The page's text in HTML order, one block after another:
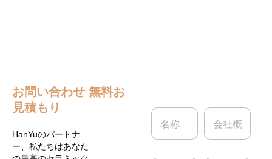
お問い合わせ 無料お
見積もり
HanYuのパートナ
ー、私たちはあなた
名
*
会
概